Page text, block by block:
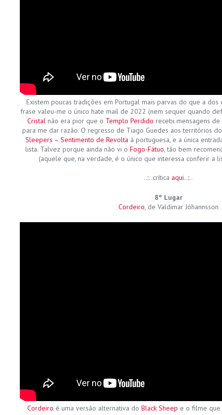
Existem poucas tradições em Portugal mais parvas do que a dos
frase valeu-me o único hate mail de 2022 (nem sequer quando
Cristal não era pior que o Templo Perdido recebi mensagens
para me dar razão. O regresso de Tiago Guedes aos territórios
Sleepers – Sentimento de Revolta à portuguesa, e a única
lista. Talvez porque ainda não vi o Fogo-Fátuo, tão bem
(aquele que, na verdade, é o único que interessa conferir a
..::..crítica aqui..::..
8º Lugar
Cordeiro, de Valdimar Jóhannsson
Cordeiro é uma versão alternativa do Black Sheep e o filme